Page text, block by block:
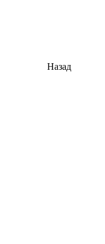
Назад